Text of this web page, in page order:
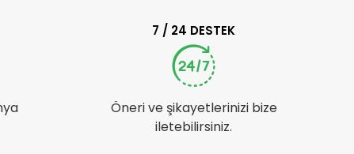
7 / 24 DESTEK
Öneri ve şikayetlerinizi bize
iletebilirsiniz.